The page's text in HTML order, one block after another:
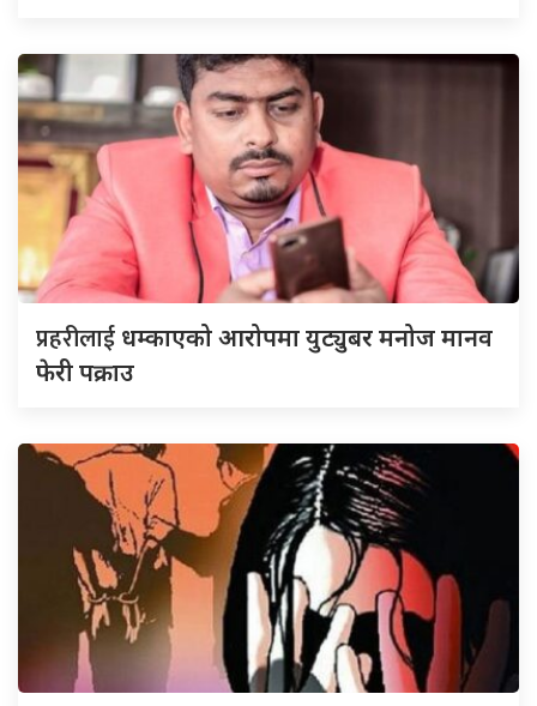
प्रहरीलाई धम्काएको आरोपमा युट्युबर मनोज मानव
फेरी पक्राउ